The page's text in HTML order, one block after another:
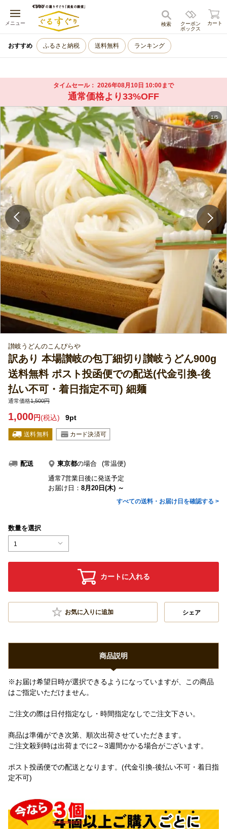
メニュー
キャンセル
クーポン
ボックス
検索 カート
おすすめ ふるさと納税 送料無料 ランキング
タイムセール 2026年08月10日 10:00まで
通常価格より33%OFF
1/5
讃岐うどんのこんぴらや
訳あり 本場讃岐の包丁細切り讃岐うどん900g
送料無料 ポスト投函便での配送(代金引換-後
払い不可・着日指定不可) 細麺
通常価格1,500円
1,000円(税込) 9pt
配送 東京都の場合
(常温便)
通常7営業日後に発送予定
お届け日： 8月20日(木) ～
すべての送料・お届け日を確認する >
数量を選択
1
カートに入れる
お気に入りに追加 シェア
商品説明
※お届け希望日時が選択できるようになっていますが、この商品
はご指定いただけません。
ご注文の際は日付指定なし・時間指定なしでご注文下さい。
商品は準備ができ次第、順次出荷させていただきます。
ご注文殺到時は出荷までに2～3週間かかる場合がございます。
ポスト投函便での配送となります。(代金引換-後払い不可・着日指
定不可)